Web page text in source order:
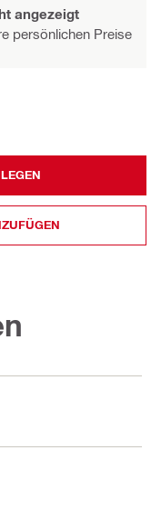
angezeigt
persönlichen Preise